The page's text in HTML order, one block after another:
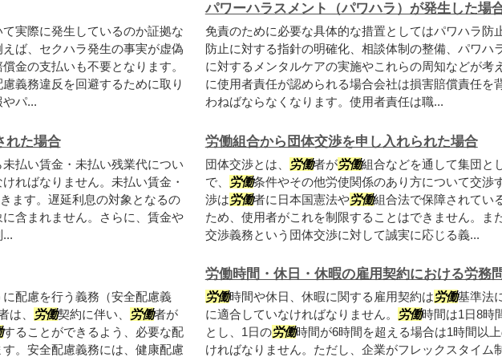
実際に発生しているのか証拠な
ば、セクハラ発生の事実が虚偽
金の支払いも不要となります。
義務違反を回避するために取り
パ...
パワーハラスメント（パワハラ）が発生した場
免責のために必要な具体的な措置としてはパワハラ防
防止に対する指針の明確化、相談体制の整備、パワハ
に対するメンタルケアの実施やこれらの周知などが考
に使用者責任が認められる場合会社は損害賠償責任を
わねばならなくなります。使用者責任は職...
れた場合
払い賃金・未払い残業代につい
ればなりません。未払い賃金・
ます。遅延利息の対象となるの
含まれません。さらに、賃金や
労働組合から団体交渉を申し入れられた場合
団体交渉とは、 労働者が労働組合などを通して集団と
で、
労働条件やその他労使関係のあり方について交渉
渉は労働者に日本国憲法や労働組合法で保障されてい
ため、使用者がこれを制限することはできません。ま
交渉義務という団体交渉に対して誠実に応じる義...
配慮を行う義務（安全配慮義
は、 労働契約に伴い、 労働者が
することができるよう、必要な配
。安全配慮義務には、健康配慮
労働時間・休日・休暇の雇用契約における労務
労働時間や休日、休暇に関する雇用契約は労働基準法
に適合していなければなりません。
労働時間は1日8時
とし、1日の労働時間が6時間を超える場合は1時間以
ければなりません。ただし、企業がフレックスタイム